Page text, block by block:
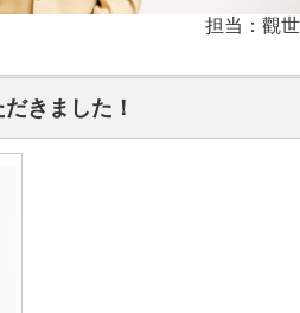
担当：觀世
きました！